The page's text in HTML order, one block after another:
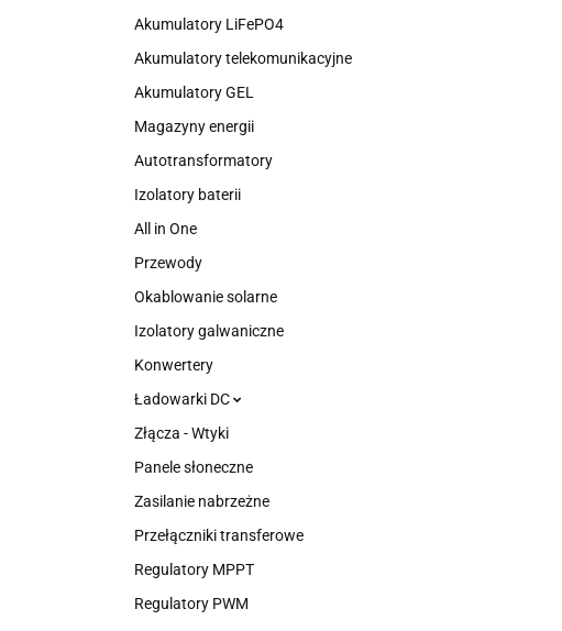
Akumulatory LiFePO4
Akumulatory telekomunikacyjne
Akumulatory GEL
Magazyny energii
Autotransformatory
Izolatory baterii
All in One
Przewody
Okablowanie solarne
Izolatory galwaniczne
Konwertery
Ładowarki DC
Złącza - Wtyki
Panele słoneczne
Zasilanie nabrzeżne
Przełączniki transferowe
Regulatory MPPT
Regulatory PWM